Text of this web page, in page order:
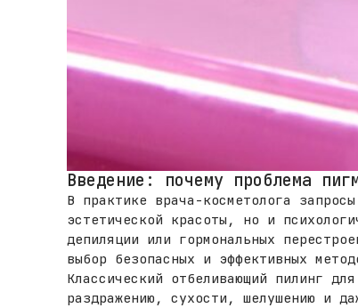
Введение: почему проблема
В практике врача-косметолога
эстетической красоты, но и
депиляции или гормональных
выбор безопасных и эффективных
Классический отбеливающий пилинг
раздражению, сухости, шелушению и